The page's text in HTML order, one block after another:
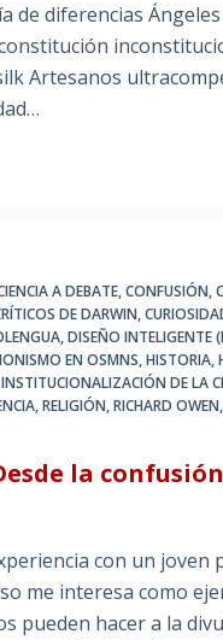
de diferencias
Artesanos
A DEBATE,CONFUSIÓN,
DE DARWIN,
,DISEÑO INTELIGENTE
EN OSMNS,HISTORIA,
INSTITUCIONALIZACIÓN DE LA
,RELIGIÓN,RICHARD OWEN
la
con un joven
me interesa como
pueden hacer a la